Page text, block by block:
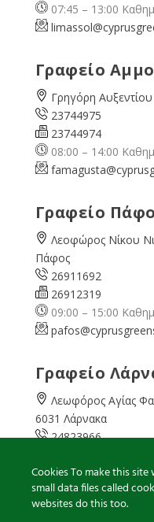
07:45 – 13:00
limassol@
Γραφείο
Γρηγόρη
23744975
23744974
08:00 – 14:00
famagusta@
Γραφείο
Λεοφώρος Νίκου
Πάφος
26911692
26912319
09:00 – 15:00
Γραφείο
Λεωφόρος Αγίας
6031 Λάρνακα
24823966
08:00 – 16:00
Cookies To make this
small data files called
websites do this too.